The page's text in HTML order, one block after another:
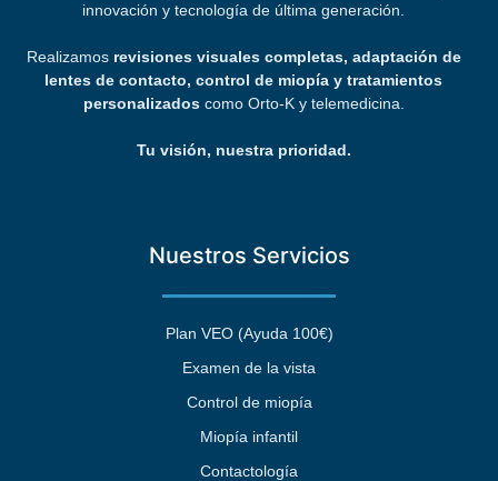
innovación y tecnología de última generación.
Realizamos revisiones visuales completas, adaptación de
lentes de contacto, control de miopía y tratamientos
personalizadoscomo Orto-K y telemedicina.
Tu visión, nuestra prioridad.
Nuestros Servicios
Plan VEO (Ayuda 100€)
Examen de la vista
Control de miopía
Miopía infantil
Contactología